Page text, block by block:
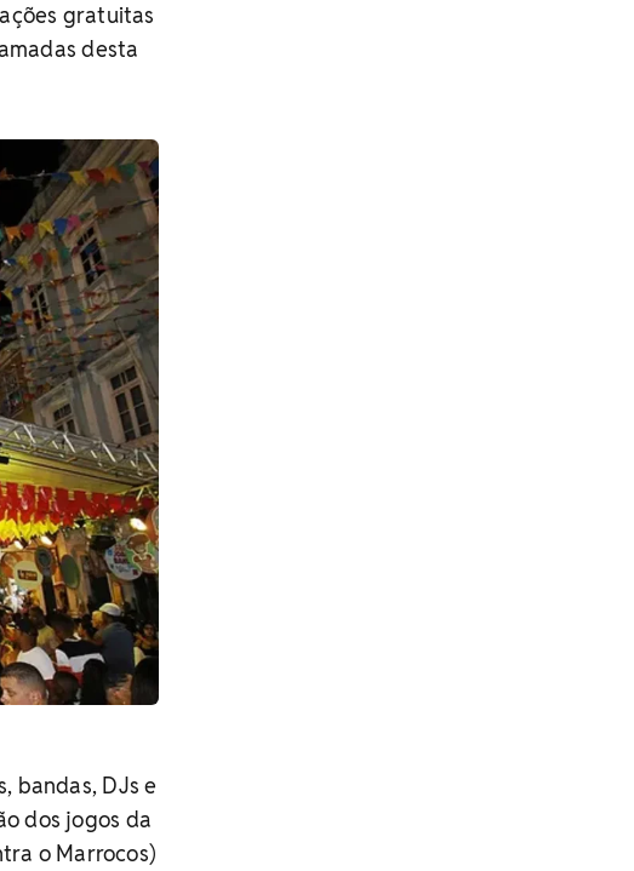
gratuitas
desta
bandas, DJs e
dos jogos da
o Marrocos)